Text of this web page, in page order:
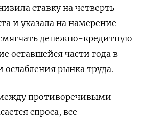
ставку на четверть
и указала на намерение
денежно-кредитную
оставшейся части года в
ослабления рынка труда.
противоречивыми
спроса, все